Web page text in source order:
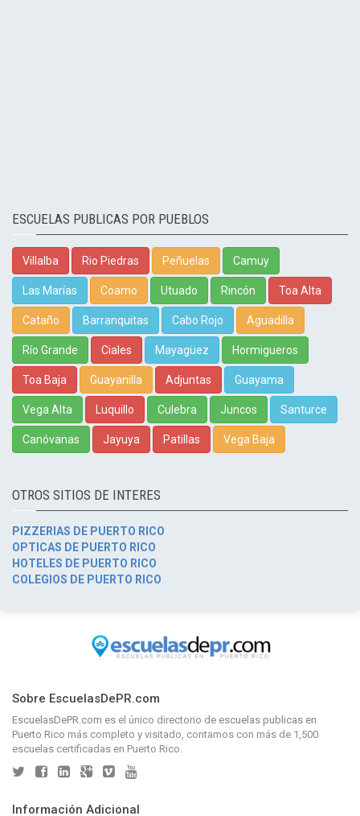
ESCUELAS PUBLICAS POR PUEBLOS
Villalba Rio Piedras Peñuelas Camuy
Las Marías Coamo Utuado Rincón Toa Alta
Cataño Barranquitas Cabo Rojo Aguadilla
Río Grande Ciales Mayagüez Hormigueros
Toa Baja Guayanilla Adjuntas Guayama
Vega Alta Luquillo Culebra Juncos Santurce
Canóvanas Jayuya Patillas Vega Baja
OTROS SITIOS DE INTERES
PIZZERIAS DE PUERTO RICO
OPTICAS DE PUERTO RICO
HOTELES DE PUERTO RICO
COLEGIOS DE PUERTO RICO
Sobre EscuelasDePR.com
EscuelasDePR.com es el único directorio de escuelas publicas en
Puerto Rico más completo y visitado, contamos con más de 1,500
escuelas certificadas en Puerto Rico.
Información Adicional